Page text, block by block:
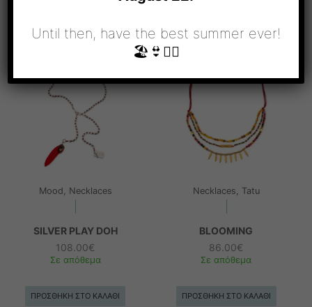
ΣΧΕΤΙΚΆ ΠΡΟΪΌΝΤΑ
Mood, Necklaces
SILVER PLAY DOH
108.00€
Σε απόθεμα
ΠΡΟΣΘΉΚΗ ΣΤΟ ΚΑΛΆΘΙ
Necklaces, Tatu
BLOOMING
86.00€
Σε απόθεμα
ΠΡΟΣΘΉΚΗ ΣΤΟ ΚΑΛΆΘΙ
Until then, have the best summer ever!
🏖👙🧜‍♀️